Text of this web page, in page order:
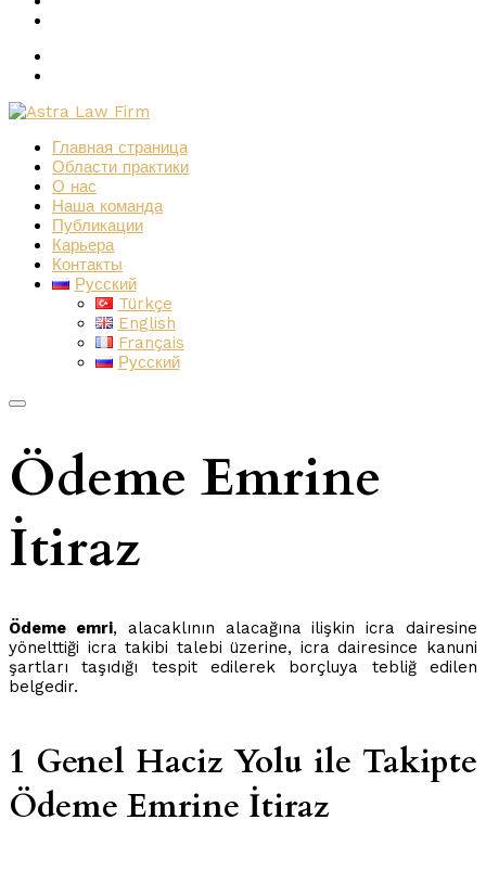
Главная страница
Области практики
О нас
Наша команда
Публикации
Карьера
Контакты
Русский
Türkçe
English
Français
Русский
Ödeme Emrine
İtiraz
Ödeme emri, alacaklının alacağına ilişkin icra dairesine
yönelttiği icra takibi talebi üzerine, icra dairesince kanuni
şartları taşıdığı tespit edilerek borçluya tebliğ edilen
belgedir.
1 Genel Haciz Yolu ile Takipte
Ödeme Emrine İtiraz